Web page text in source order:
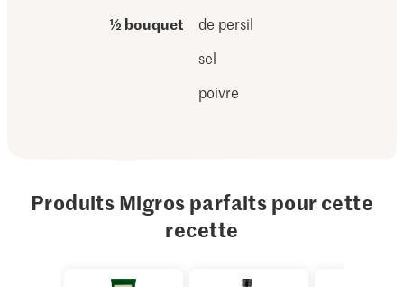
½ bouquet
de persil
sel
poivre
Produits Migros parfaits pour cette
recette